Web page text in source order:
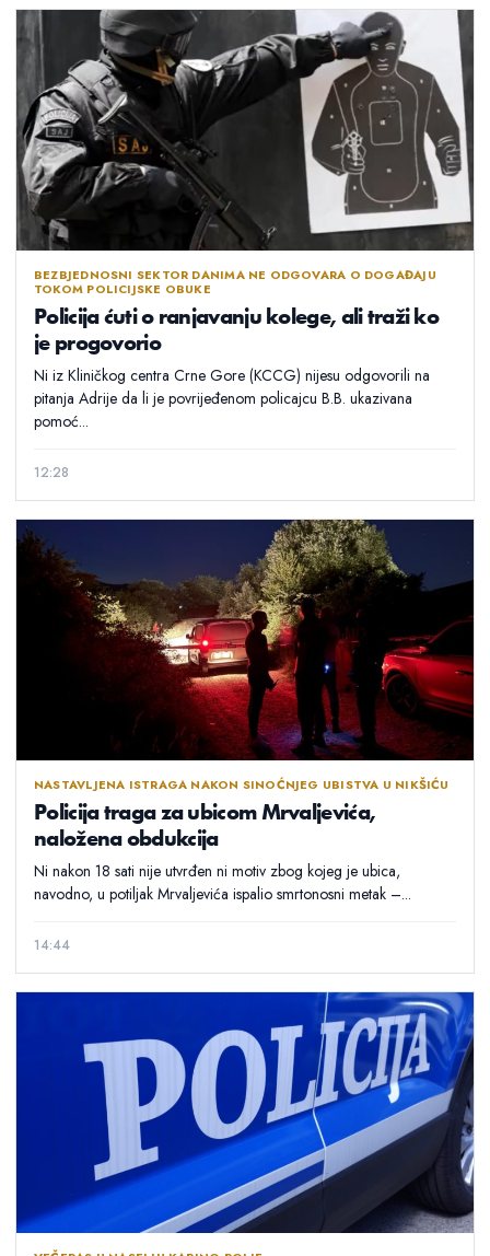
BEZBJEDNOSNI SEKTOR DANIMA NE ODGOVARA O DOGAĐAJU
TOKOM POLICIJSKE OBUKE
Policija ćuti o ranjavanju kolege, ali traži ko
je progovorio
Ni iz Kliničkog centra Crne Gore (KCCG) nijesu odgovorili na
pitanja Adrije da li je povrijeđenom policajcu B.B. ukazivana
pomoć...
12:28
NASTAVLJENA ISTRAGA NAKON SINOĆNJEG UBISTVA U NIKŠIĆU
Policija traga za ubicom Mrvaljevića,
naložena obdukcija
Ni nakon 18 sati nije utvrđen ni motiv zbog kojeg je ubica,
navodno, u potiljak Mrvaljevića ispalio smrtonosni metak –...
14:44